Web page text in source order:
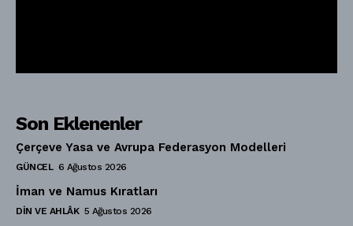
Son Eklenenler
Çerçeve Yasa ve Avrupa Federasyon Modelleri
GÜNCEL 6 Ağustos 2026
İman ve Namus Kıratları
DIN VE AHLÂK 5 Ağustos 2026